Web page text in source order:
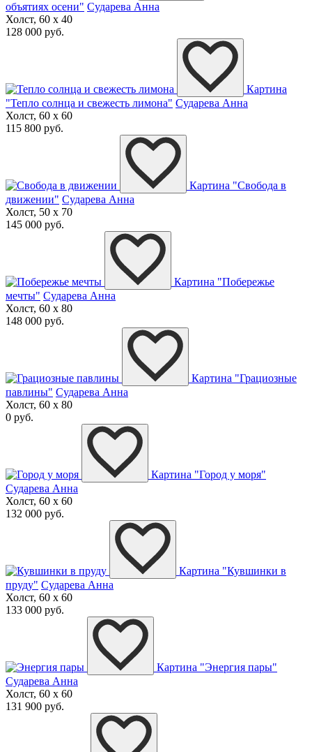
объятиях осени" Сударева Анна
Холст, 60 x 40
128 000 руб.
Картина
"Тепло солнца и свежесть лимона" Сударева Анна
Холст, 60 x 60
115 800 руб.
Картина "Свобода в
движении" Сударева Анна
Холст, 50 x 70
145 000 руб.
Картина "Побережье
мечты" Сударева Анна
Холст, 60 x 80
148 000 руб.
Картина "Грациозные
павлины" Сударева Анна
Холст, 60 x 80
0 руб.
Картина "Город у моря"
Сударева Анна
Холст, 60 x 60
132 000 руб.
Картина "Кувшинки в
пруду" Сударева Анна
Холст, 60 x 60
133 000 руб.
Картина "Энергия пары"
Сударева Анна
Холст, 60 x 60
131 900 руб.